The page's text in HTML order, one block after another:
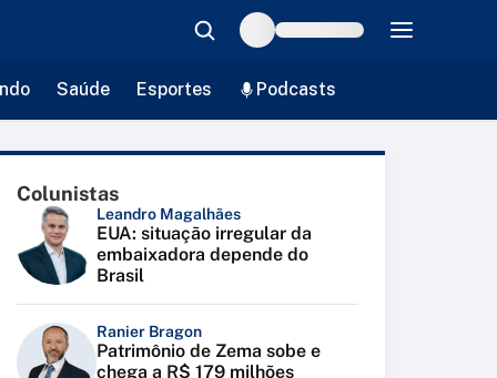
Saúde Esportes Podcasts
Colunistas
Leandro Magalhães
EUA: situação irregular da
embaixadora depende do
Brasil
Ranier Bragon
Patrimônio de Zema sobe e
chega a R$ 179 milhões